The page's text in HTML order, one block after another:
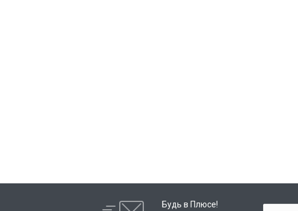
Будь в Плюсе!